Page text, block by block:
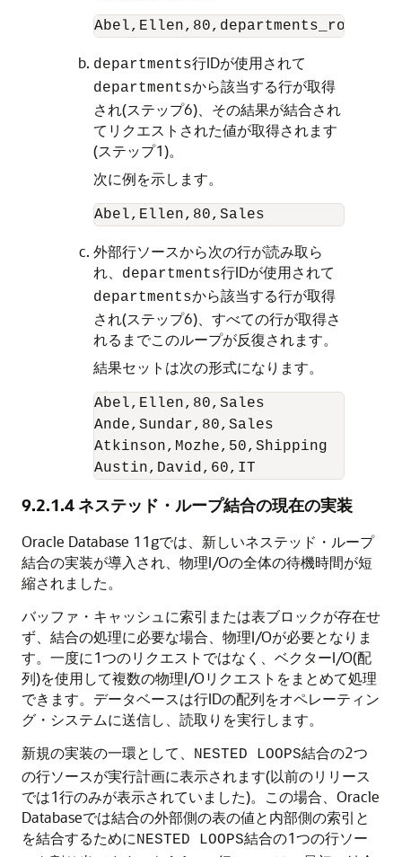
departments行IDが使用されて
departmentsから該当する行が取得
され(ステップ6)、その結果が結合され
てリクエストされた値が取得されます
(ステップ1)。
次に例を示します。
外部行ソースから次の行が読み取ら
れ、
departments行IDが使用されて
departmentsから該当する行が取得
され(ステップ6)、すべての行が取得さ
れるまでこのループが反復されます。
結果セットは次の形式になります。
Abel,Ellen,80,Sales
Ande,Sundar,80,Sales
Atkinson,Mozhe,50,Shipping
Austin,David,60,IT
9.2.1.4ネステッド・ループ結合の現在の実装
Oracle Database 11gでは、新しいネステッド・ループ
結合の実装が導入され、物理I/Oの全体の待機時間が短
縮されました。
バッファ・キャッシュに索引または表ブロックが存在せ
ず、結合の処理に必要な場合、物理I/Oが必要となりま
す。一度に1つのリクエストではなく、ベクターI/O(配
列)を使用して複数の物理I/Oリクエストをまとめて処理
できます。データベースは行IDの配列をオペレーティン
グ・システムに送信し、読取りを実行します。
新規の実装の一環として、
NESTED LOOPS結合の2つ
の行ソースが実行計画に表示されます(以前のリリース
では1行のみが表示されていました)。この場合、Oracle
Databaseでは結合の外部側の表の値と内部側の索引と
を結合するためにNESTED LOOPS結合の1つの行ソー